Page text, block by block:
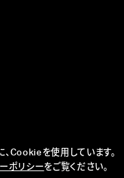
Cookieを使用しています。
ポリシーをご覧ください。